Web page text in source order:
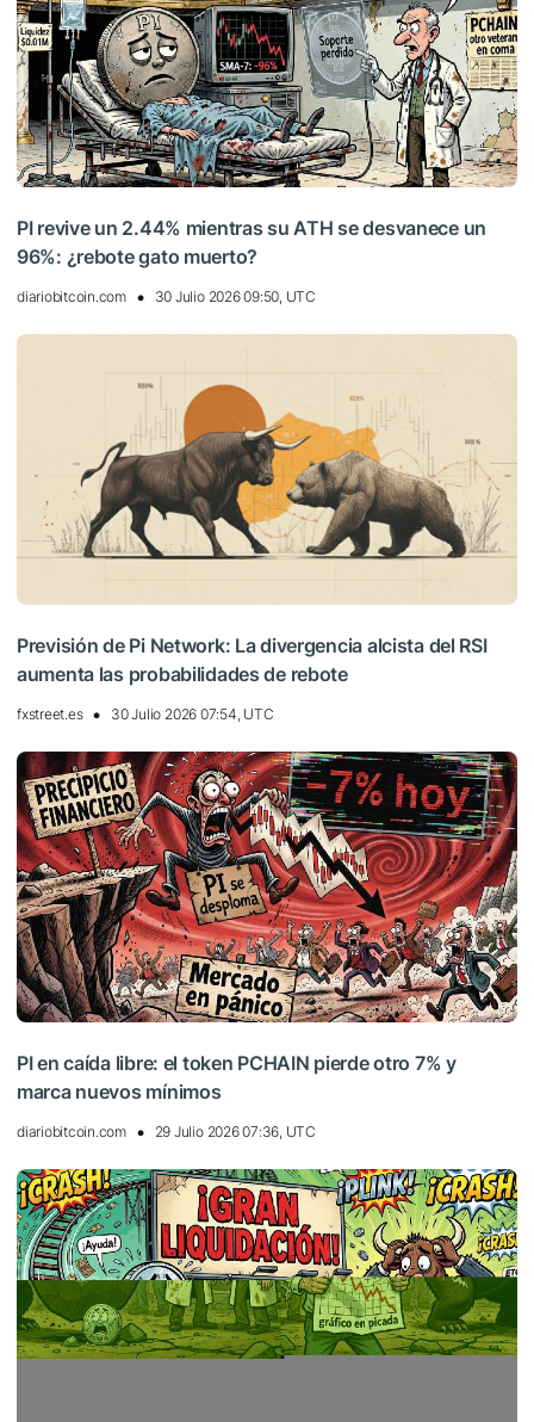
PI revive un 2.44% mientras su ATH se desvanece un
96%: ¿rebote gato muerto?
diariobitcoin.com 30 Julio 2026 09:50, UTC
Previsión de Pi Network: La divergencia alcista del RSI
aumenta las probabilidades de rebote
fxstreet.es 30 Julio 2026 07:54, UTC
PI en caída libre: el token PCHAIN pierde otro 7% y
marca nuevos mínimos
diariobitcoin.com 29 Julio 2026 07:36, UTC